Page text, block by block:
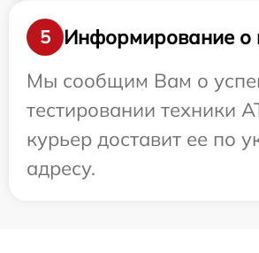
5
Информирование о
Мы сообщим Вам о
тестировании техники
курьер доставит ее по
адресу.